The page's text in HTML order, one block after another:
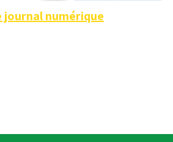
journal numérique